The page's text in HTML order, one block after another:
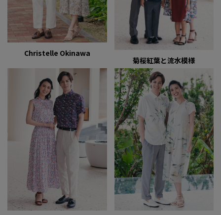
Christelle Okinawa
菊桜紅葉と流水模様